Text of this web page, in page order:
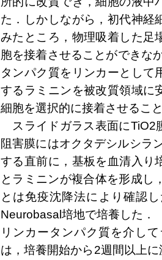
た．しかしながら，初代神経
みたところ，物理吸着した足
胞を接着させることができな
タンパク質をリンカーとして
するラミニンを被改質領域に
細胞を選択的に接着させるこ
スライドガラス表面にTiO2
阻害膜にはオクタデシルシラ
する直前に，基板を血清入り
とラミニンが複合体を形成し
とは免疫沈降法により確認
Neurobasal培地で培養した．
リンカータンパク質を介し
は，培養開始から2週間以上